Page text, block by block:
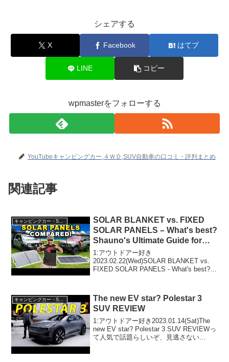
シェアする
X Facebook はてブ
LINE コピー
wpmasterをフォローする
YouTubeキャンピングカー,４ＷＤ,SUV自動車の口コミ・評判まとめ
関連記事
キャンピングカー・SUV人気車種
SOLAR BLANKET vs. FIXED
SOLAR PANELS – What's best?
Shauno's Ultimate Guide for
4WD Solar Setups!
1:アウトドアー好き
2023.02.22(Wed)SOLAR BLANKET vs.
FIXED SOLAR PANELS - What's best?
The new EV star? Polestar 3
SUV REVIEW
1:アウトドアー好き2023.01.14(Sat)The
new EV star? Polestar 3 SUV REVIEWっ
て人気で話題らしいぞ、見逃さない